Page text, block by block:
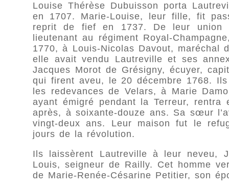
Louise Thérèse Dubuisson porta
en 1707. Marie-Louise, leur fille, fit
reprit de fief en 1737. De leur union
lieutenant au régiment Royal-
1770, à Louis-Nicolas Davout, maréchal
elle avait vendu Lautreville et ses
Jacques Morot de Grésigny, écuyer,
qui firent aveu, le 20 décembre 1768.
les redevances de Velars, à Marie
ayant émigré pendant la Terreur,
après, à soixante-douze ans. Sa sœur
vingt-deux ans. Leur maison fut le
jours de la révolution.
Ils laissèrent Lautreville à leur neveu,
Louis, seigneur de Railly. Cet homme
de Marie-Renée-Césarine Petitier, son